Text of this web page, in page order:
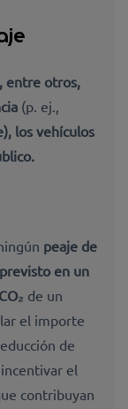
entre otros,
(p. ej.,
los vehículos
peaje de
en un
de un
el importe
de
el
contribuyan